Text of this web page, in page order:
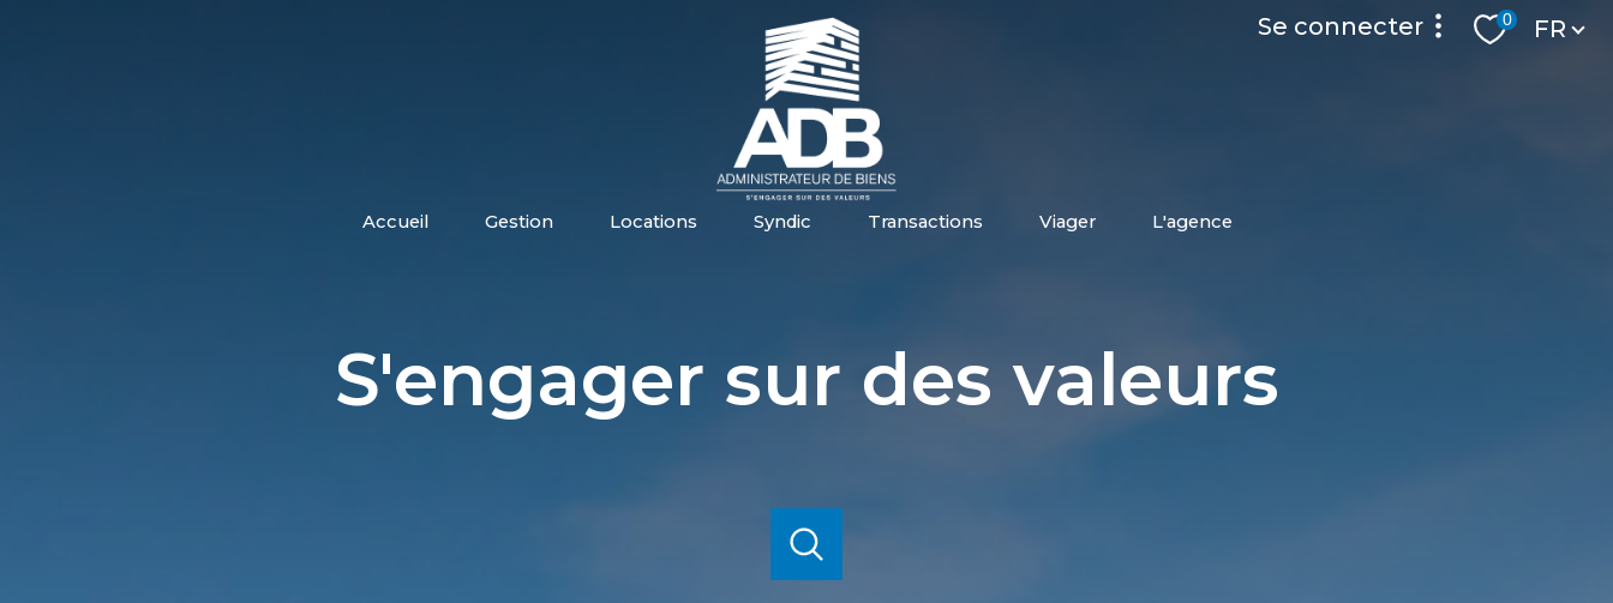
se connecter 0 Langue
FR
accueil gestion locations syndic transactions viager l'agence
S'engager sur des valeurs